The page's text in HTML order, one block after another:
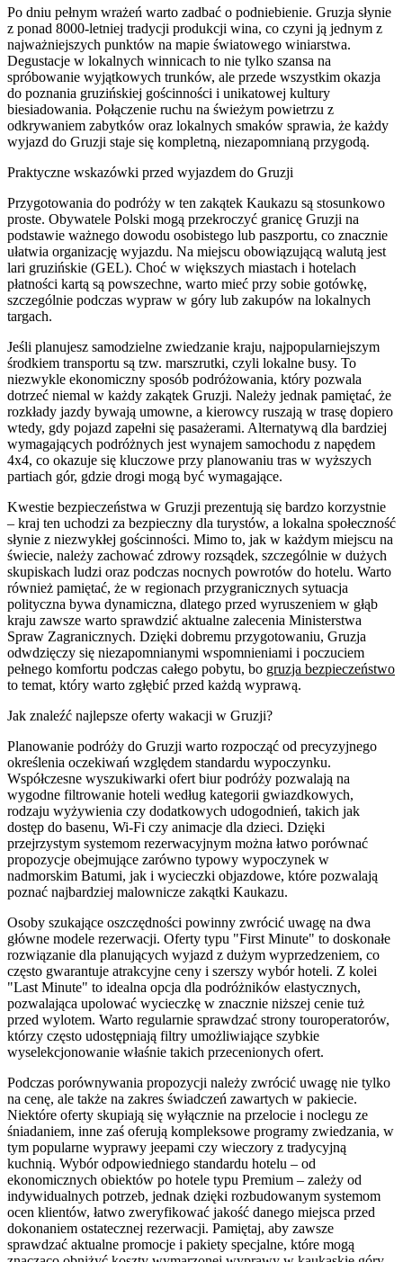
Po dniu pełnym wrażeń warto zadbać o podniebienie. Gruzja słynie
z ponad 8000-letniej tradycji produkcji wina, co czyni ją jednym z
najważniejszych punktów na mapie światowego winiarstwa.
Degustacje w lokalnych winnicach to nie tylko szansa na
spróbowanie wyjątkowych trunków, ale przede wszystkim okazja
do poznania gruzińskiej gościnności i unikatowej kultury
biesiadowania. Połączenie ruchu na świeżym powietrzu z
odkrywaniem zabytków oraz lokalnych smaków sprawia, że każdy
wyjazd do Gruzji staje się kompletną, niezapomnianą przygodą.
Praktyczne wskazówki przed wyjazdem do Gruzji
Przygotowania do podróży w ten zakątek Kaukazu są stosunkowo
proste. Obywatele Polski mogą przekroczyć granicę Gruzji na
podstawie ważnego dowodu osobistego lub paszportu, co znacznie
ułatwia organizację wyjazdu. Na miejscu obowiązującą walutą jest
lari gruzińskie (GEL). Choć w większych miastach i hotelach
płatności kartą są powszechne, warto mieć przy sobie gotówkę,
szczególnie podczas wypraw w góry lub zakupów na lokalnych
targach.
Jeśli planujesz samodzielne zwiedzanie kraju, najpopularniejszym
środkiem transportu są tzw. marszrutki, czyli lokalne busy. To
niezwykle ekonomiczny sposób podróżowania, który pozwala
dotrzeć niemal w każdy zakątek Gruzji. Należy jednak pamiętać, że
rozkłady jazdy bywają umowne, a kierowcy ruszają w trasę dopiero
wtedy, gdy pojazd zapełni się pasażerami. Alternatywą dla bardziej
wymagających podróżnych jest wynajem samochodu z napędem
4x4, co okazuje się kluczowe przy planowaniu tras w wyższych
partiach gór, gdzie drogi mogą być wymagające.
Kwestie bezpieczeństwa w Gruzji prezentują się bardzo korzystnie
– kraj ten uchodzi za bezpieczny dla turystów, a lokalna społeczność
słynie z niezwykłej gościnności. Mimo to, jak w każdym miejscu na
świecie, należy zachować zdrowy rozsądek, szczególnie w dużych
skupiskach ludzi oraz podczas nocnych powrotów do hotelu. Warto
również pamiętać, że w regionach przygranicznych sytuacja
polityczna bywa dynamiczna, dlatego przed wyruszeniem w głąb
kraju zawsze warto sprawdzić aktualne zalecenia Ministerstwa
Spraw Zagranicznych. Dzięki dobremu przygotowaniu, Gruzja
odwdzięczy się niezapomnianymi wspomnieniami i poczuciem
pełnego komfortu podczas całego pobytu, bo gruzja bezpieczeństwo
to temat, który warto zgłębić przed każdą wyprawą.
Jak znaleźć najlepsze oferty wakacji w Gruzji?
Planowanie podróży do Gruzji warto rozpocząć od precyzyjnego
określenia oczekiwań względem standardu wypoczynku.
Współczesne wyszukiwarki ofert biur podróży pozwalają na
wygodne filtrowanie hoteli według kategorii gwiazdkowych,
rodzaju wyżywienia czy dodatkowych udogodnień, takich jak
dostęp do basenu, Wi-Fi czy animacje dla dzieci. Dzięki
przejrzystym systemom rezerwacyjnym można łatwo porównać
propozycje obejmujące zarówno typowy wypoczynek w
nadmorskim Batumi, jak i wycieczki objazdowe, które pozwalają
poznać najbardziej malownicze zakątki Kaukazu.
Osoby szukające oszczędności powinny zwrócić uwagę na dwa
główne modele rezerwacji. Oferty typu "First Minute" to doskonałe
rozwiązanie dla planujących wyjazd z dużym wyprzedzeniem, co
często gwarantuje atrakcyjne ceny i szerszy wybór hoteli. Z kolei
"Last Minute" to idealna opcja dla podróżników elastycznych,
pozwalająca upolować wycieczkę w znacznie niższej cenie tuż
przed wylotem. Warto regularnie sprawdzać strony touroperatorów,
którzy często udostępniają filtry umożliwiające szybkie
wyselekcjonowanie właśnie takich przecenionych ofert.
Podczas porównywania propozycji należy zwrócić uwagę nie tylko
na cenę, ale także na zakres świadczeń zawartych w pakiecie.
Niektóre oferty skupiają się wyłącznie na przelocie i noclegu ze
śniadaniem, inne zaś oferują kompleksowe programy zwiedzania, w
tym popularne wyprawy jeepami czy wieczory z tradycyjną
kuchnią. Wybór odpowiedniego standardu hotelu – od
ekonomicznych obiektów po hotele typu Premium – zależy od
indywidualnych potrzeb, jednak dzięki rozbudowanym systemom
ocen klientów, łatwo zweryfikować jakość danego miejsca przed
dokonaniem ostatecznej rezerwacji. Pamiętaj, aby zawsze
sprawdzać aktualne promocje i pakiety specjalne, które mogą